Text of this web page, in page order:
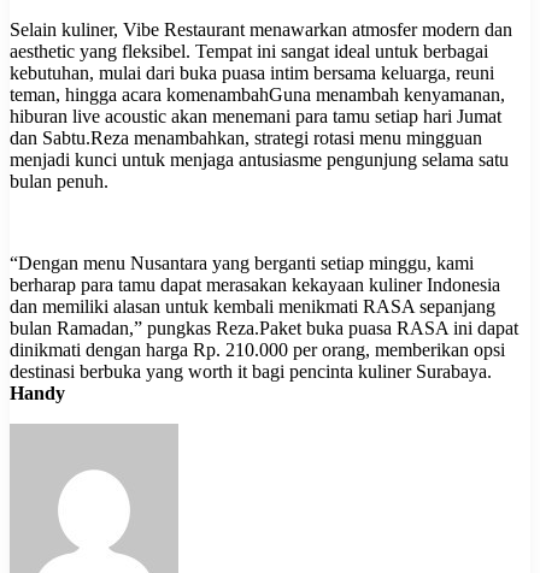
Selain kuliner, Vibe Restaurant menawarkan atmosfer modern dan
aesthetic yang fleksibel. Tempat ini sangat ideal untuk berbagai
kebutuhan, mulai dari buka puasa intim bersama keluarga, reuni
teman, hingga acara komenambahGuna menambah kenyamanan,
hiburan live acoustic akan menemani para tamu setiap hari Jumat
dan Sabtu.Reza menambahkan, strategi rotasi menu mingguan
menjadi kunci untuk menjaga antusiasme pengunjung selama satu
bulan penuh.
“Dengan menu Nusantara yang berganti setiap minggu, kami
berharap para tamu dapat merasakan kekayaan kuliner Indonesia
dan memiliki alasan untuk kembali menikmati RASA sepanjang
bulan Ramadan,” pungkas Reza.Paket buka puasa RASA ini dapat
dinikmati dengan harga Rp. 210.000 per orang, memberikan opsi
destinasi berbuka yang worth it bagi pencinta kuliner Surabaya.
Handy